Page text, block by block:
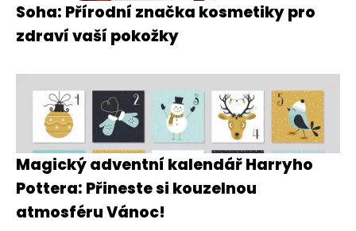
Soha: Přírodní značka kosmetiky pro
zdraví vaší pokožky
Magický adventní kalendář Harryho
Pottera: Přineste si kouzelnou
atmosféru Vánoc!